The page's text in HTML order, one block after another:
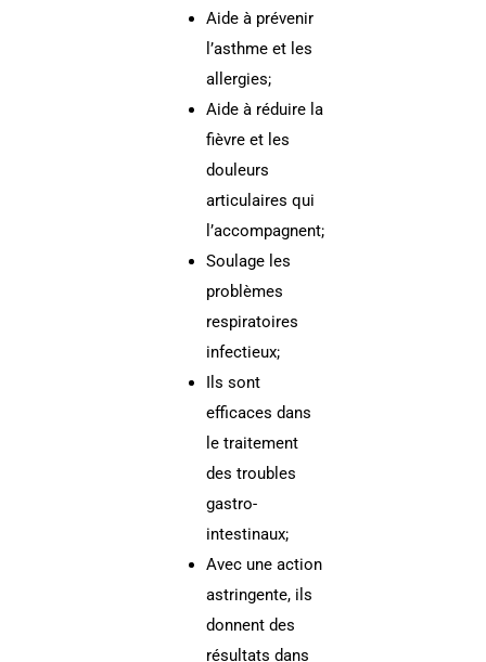
Aide à prévenir
l’asthme et les
allergies;
Aide à réduire la
fièvre et les
douleurs
articulaires qui
l’accompagnent;
Soulage les
problèmes
respiratoires
infectieux;
Ils sont
efficaces dans
le traitement
des troubles
gastro-
intestinaux;
Avec une action
astringente, ils
donnent des
résultats dans